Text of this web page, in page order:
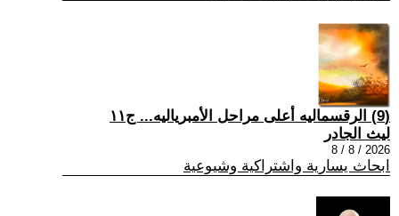
(9) الرقسماليه أعلى مراحل الأمبرياليه... ج١١
ليث الجادر
2026 / 8 / 8
ابحاث يسارية واشتراكية وشيوعية